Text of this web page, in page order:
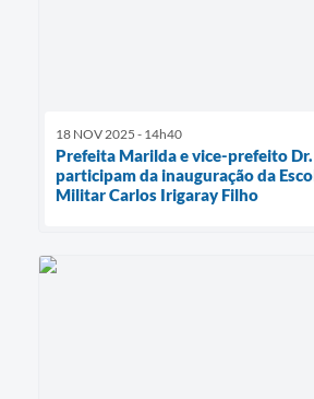
18 NOV 2025 - 14h40
Prefeita Marilda e vice-prefeito
participam da inauguração da
Militar Carlos Irigaray Filho